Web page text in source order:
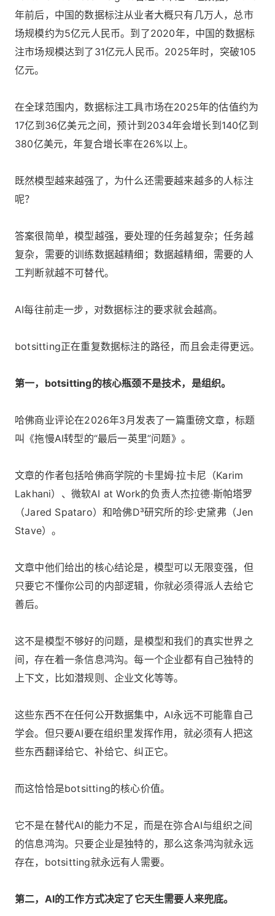
年前后，中国的数据标注从业者大概只有几万人，总市
场规模约为5亿元人民币。到了2020年，中国的数据标
注市场规模达到了31亿元人民币。2025年时，突破105
亿元。
在全球范围内，数据标注工具市场在2025年的估值约为
17亿到36亿美元之间，预计到2034年会增长到140亿到
380亿美元，年复合增长率在26%以上。
既然模型越来越强了，为什么还需要越来越多的人标注
呢？
答案很简单，模型越强，要处理的任务越复杂；任务越
复杂，需要的训练数据越精细；数据越精细，需要的人
工判断就越不可替代。
AI每往前走一步，对数据标注的要求就会越高。
botsitting正在重复数据标注的路径，而且会走得更远。
第一，botsitting的核心瓶颈不是技术，是组织。
哈佛商业评论在2026年3月发表了一篇重磅文章，标题
叫《拖慢AI转型的“最后一英里”问题》。
文章的作者包括哈佛商学院的卡里姆·拉卡尼（Karim
Lakhani）、微软AI at Work的负责人杰拉德·斯帕塔罗
（Jared Spataro）和哈佛D³研究所的珍·史黛弗（Jen
Stave）。
文章中他们给出的核心结论是，模型可以无限变强，但
只要它不懂你公司的内部逻辑，你就必须得派人去给它
善后。
这不是模型不够好的问题，是模型和我们的真实世界之
间，存在着一条信息鸿沟。每一个企业都有自己独特的
上下文，比如潜规则、企业文化等等。
这些东西不在任何公开数据集中，AI永远不可能靠自己
学会。但只要AI要在组织里发挥作用，就必须有人把这
些东西翻译给它、补给它、纠正它。
而这恰恰是botsitting的核心价值。
它不是在替代AI的能力不足，而是在弥合AI与组织之间
的信息鸿沟。只要企业是独特的，那么这条鸿沟就永远
存在，botsitting就永远有人需要。
第二，AI的工作方式决定了它天生需要人来兜底。